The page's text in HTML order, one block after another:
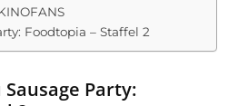
Foodtopia – Staffel 2
Party: